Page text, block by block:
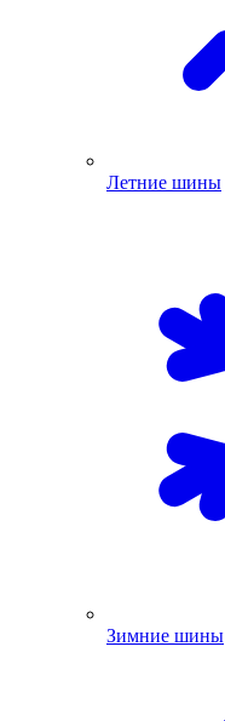
Летние шины
Зимние шины